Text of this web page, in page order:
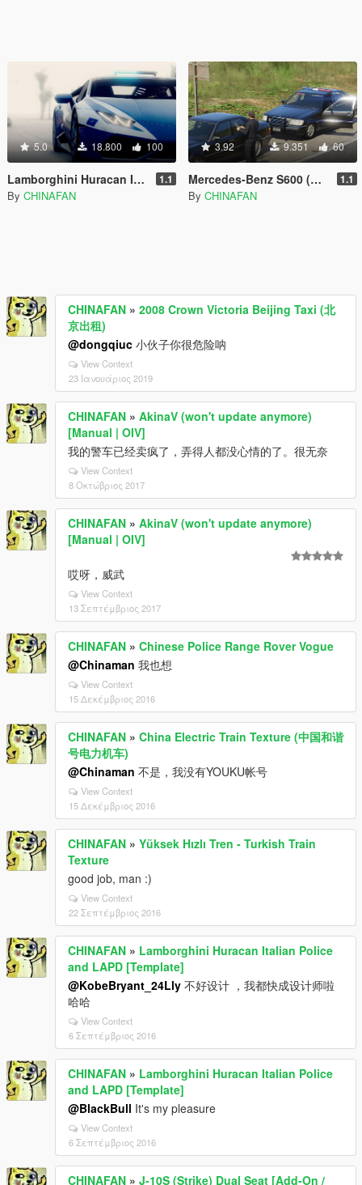
5.0 18.800 100
Lamborghini Huracan Italian Police and LAPD [Template] 1.1
By CHINAFAN
3.92 9.351 60
Mercedes-Benz S600 (W140) FBI police 1.1
By CHINAFAN
CHINAFAN » 2008 Crown Victoria Beijing Taxi (北
京出租)
@dongqiuc 小伙子你很危险呐
View Context
23 Ιανουάριος 2019
CHINAFAN » AkinaV (won't update anymore)
[Manual | OIV]
我的警车已经卖疯了，弄得人都没心情的了。很无奈
View Context
8 Οκτώβριος 2017
CHINAFAN » AkinaV (won't update anymore)
[Manual | OIV]
哎呀，威武
View Context
13 Σεπτέμβριος 2017
CHINAFAN » Chinese Police Range Rover Vogue
@Chinaman 我也想
View Context
15 Δεκέμβριος 2016
CHINAFAN » China Electric Train Texture (中国和谐
号电力机车)
@Chinaman 不是，我没有YOUKU帐号
View Context
15 Δεκέμβριος 2016
CHINAFAN » Yüksek Hızlı Tren - Turkish Train
Texture
good job, man :)
View Context
22 Σεπτέμβριος 2016
CHINAFAN » Lamborghini Huracan Italian Police
and LAPD [Template]
@KobeBryant_24Lly 不好设计 ，我都快成设计师啦
哈哈
View Context
6 Σεπτέμβριος 2016
CHINAFAN » Lamborghini Huracan Italian Police
and LAPD [Template]
@BlackBull It's my pleasure
View Context
6 Σεπτέμβριος 2016
CHINAFAN » J-10S (Strike) Dual Seat [Add-On /